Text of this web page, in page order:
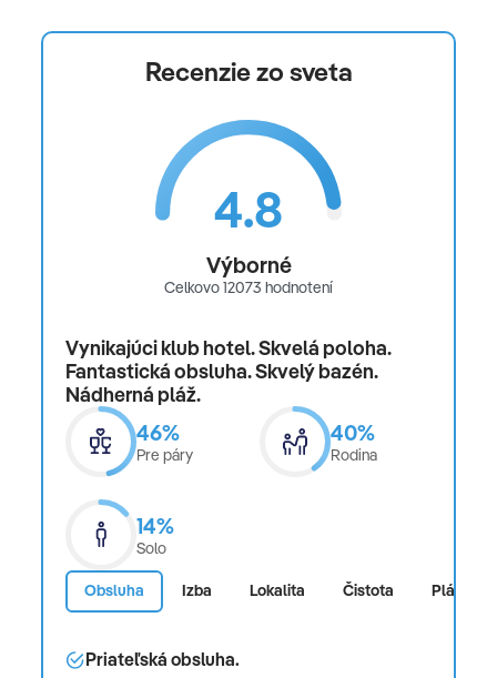
Recenzie zo sveta
4.8
Výborné
Celkovo 12073 hodnotení
Vynikajúci klub hotel. Skvelá poloha.
Fantastická obsluha. Skvelý bazén.
Nádherná pláž.
46%
Pre páry
40%
Rodina
14%
Solo
Obsluha Izba Lokalita Čistota Pláž
Priateľská obsluha.